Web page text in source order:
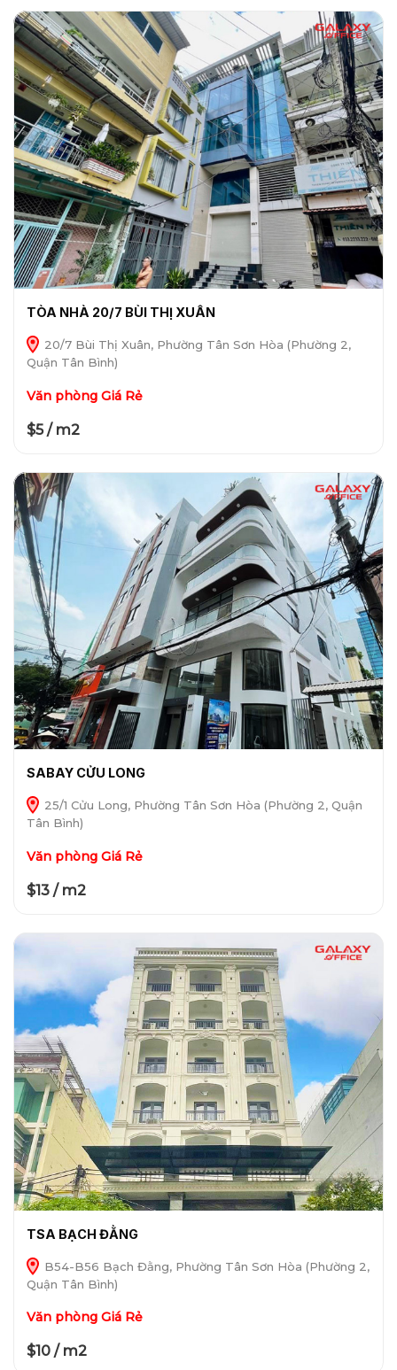
TÒA NHÀ 20/7 BÙI THỊ XUÂN
20/7 Bùi Thị Xuân, Phường Tân Sơn Hòa (Phường 2,
Quận Tân Bình)
Văn phòng Giá Rẻ
$5 / m2
SABAY CỬU LONG
25/1 Cửu Long, Phường Tân Sơn Hòa (Phường 2, Quận
Tân Bình)
Văn phòng Giá Rẻ
$13 / m2
TSA BẠCH ĐẰNG
B54-B56 Bạch Đằng, Phường Tân Sơn Hòa (Phường 2,
Quận Tân Bình)
Văn phòng Giá Rẻ
$10 / m2